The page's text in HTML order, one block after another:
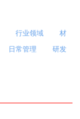
​​​​​​行业领域 材
日常管理 研发